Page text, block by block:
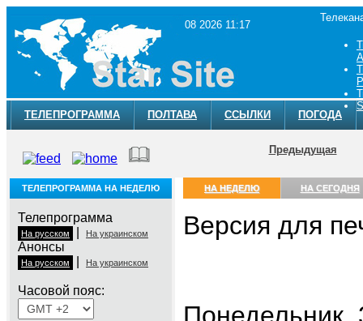
08 2026 11:17
ТЕЛЕПРОГРАММА ПОЛТАВА ССЫЛКИ ПОГОДА
Предыдущая
ТЕЛЕПРОГРАММА НА НЕДЕЛЮ
Телепрограмма
На русском На украинском
Анонсы
На русском На украинском
Часовой пояс:
НА НЕДЕЛЮ НА СЕГОДНЯ
Версия для